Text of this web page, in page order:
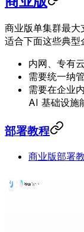
商业版单集群最大
适合下面这些典型
内网、专有
需要统一纳
需要在企业
AI 基础设施
部署教程
商业版部署